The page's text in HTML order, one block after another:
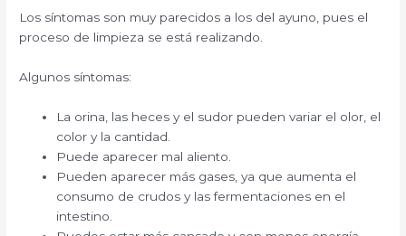
Los síntomas son muy parecidos a los del ayuno, pues el
proceso de limpieza se está realizando.
Algunos síntomas:
La orina, las heces y el sudor pueden variar el olor, el
color y la cantidad.
Puede aparecer mal aliento.
Pueden aparecer más gases, ya que aumenta el
consumo de crudos y las fermentaciones en el
intestino.